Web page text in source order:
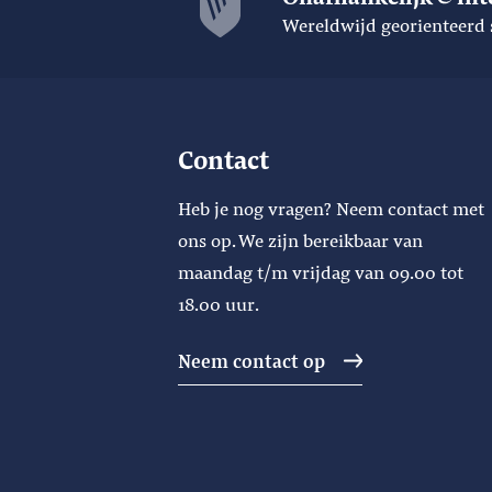
Wereldwijd georienteerd
Contact
Heb je nog vragen? Neem contact met
ons op. We zijn bereikbaar van
maandag t/m vrijdag van 09.00 tot
18.00 uur.
Neem contact op